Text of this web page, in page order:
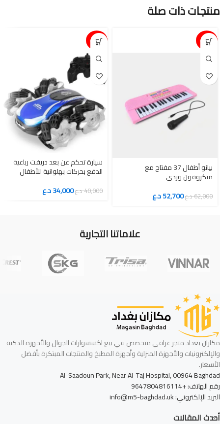
منتجات ذات صلة
15%-
بيانو أطفال 37 مفتاح مع
ميكروفون وردي
62,000د.ع52,700د.ع
15%-
سيارة تحكم عن بعد دريفت رباعية
الدفع بحركات بهلوانية للأطفال
40,000د.ع34,000د.ع
علاماتنا التجارية
مكازان بغداد متجر عراقي متخصص في بيع اكسسوارات الجوال والأجهزة الذكية
والإلكترونيات والأجهزة المنزلية وأجهزة المطبخ والمنتجات المبتكرة بأفضل
الأسعار.
Al-Saadoun Park, Near Al-Taj Hospital, 00964 Baghdad
رقم الهاتف: +9647804816114
البريد الإلكتروني: info@m5-baghdad.uk
أحدث المقالات